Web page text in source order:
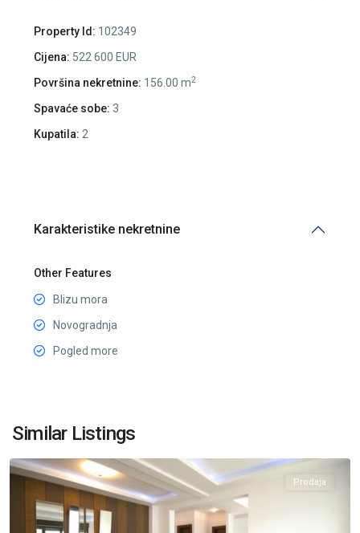
Property Id: 102349
Cijena: 522 600 EUR
Površina nekretnine: 156.00 m2
Spavaće sobe: 3
Kupatila: 2
Karakteristike nekretnine
Other Features
Blizu mora
Novogradnja
Pogled more
Similar Listings
Kostanjica,
Kotor
Prodaja